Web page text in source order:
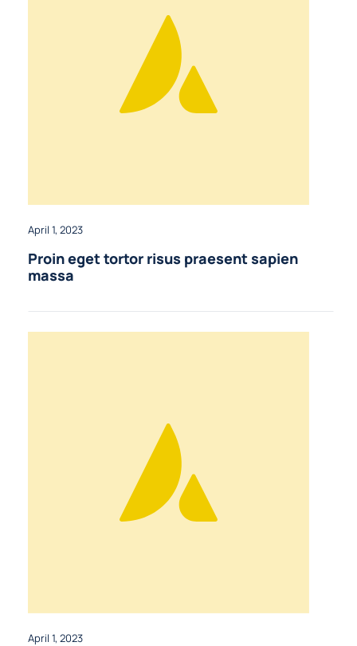
April 1, 2023
Proin eget tortor risus praesent sapien
massa
April 1, 2023